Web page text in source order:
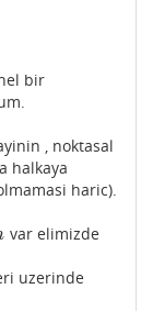
bir
, noktasal
halkaya
haric).
var elimizde
uzerinde